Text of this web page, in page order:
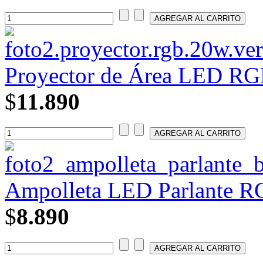
Proyector de Área LED
$11.890
Ampolleta LED Parlante
$8.890